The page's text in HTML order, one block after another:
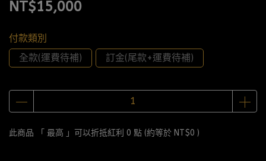
NT$15,000
付款類別
全款(運費待補)
訂金(尾款+運費待補)
此商品 「 最高 」可以折抵紅利 0 點 (約等於 NT$0 )